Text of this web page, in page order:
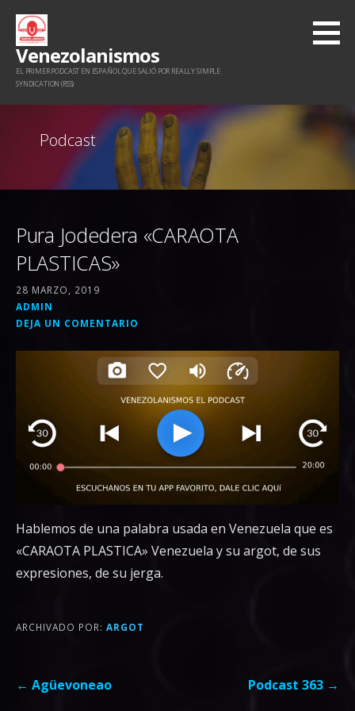
Saltar
contenido
Venezolanismos
EL PRIMER PODCAST EN ESPAÑOL QUE SALIÓ POR REALLY SIMPLE
SYNDICATION (RSS)
Podcast
Pura Jodedera «CARAOTA
PLASTICAS»
28 MARZO, 2019
ADMIN
DEJA UN COMENTARIO
Hablemos de una palabra usada en Venezuela que es
«CARAOTA PLASTICA» Venezuela y su argot, de sus
expresiones, de su jerga.
ARCHIVADO POR: ARGOT
Navegación
← Agüevoneao Podcast 363 →